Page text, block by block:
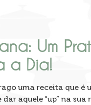
Um
a Dia!
uma receita que é
aquele “up” na